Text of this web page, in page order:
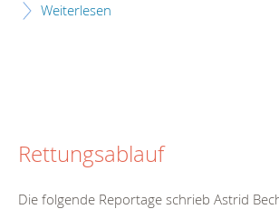
Weiterlesen
Rettungsablauf
Die folgende Reportage schrieb Astrid